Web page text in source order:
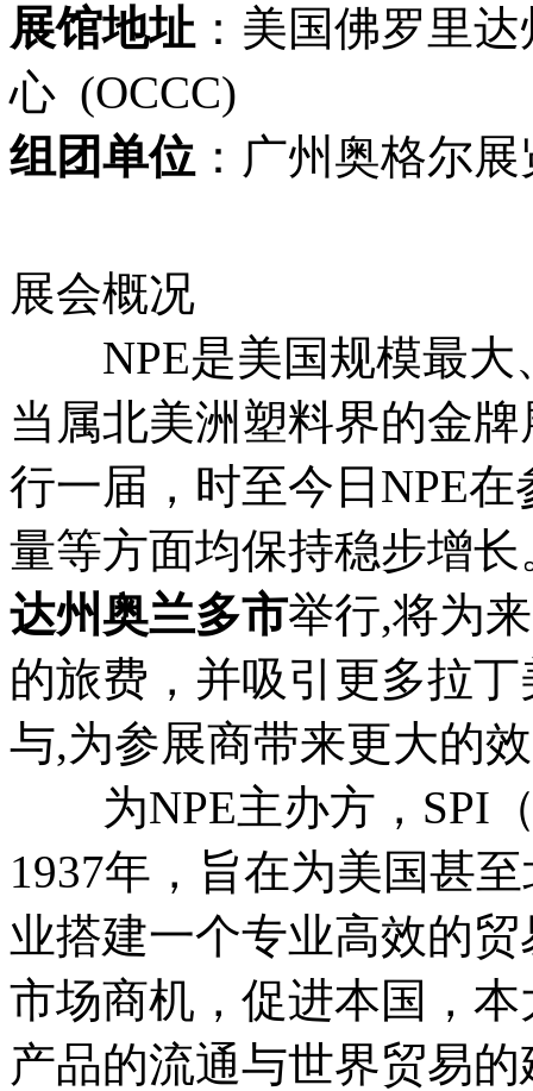
展馆地址 ：美国佛罗里
心 (OCCC)
组团单位 ：广州奥格尔
展会概况
NPE是美国规模最大
当属北美洲塑料界的金
行一届，时至今日NPE
量等方面均保持稳步增长
达州奥兰多市举行,将为
的旅费，并吸引更多拉
与,为参展商带来更大的
为NPE主办方，SPI（
1937年，旨在为美国甚
业搭建一个专业高效的
市场商机，促进本国，
产品的流通与世界贸易